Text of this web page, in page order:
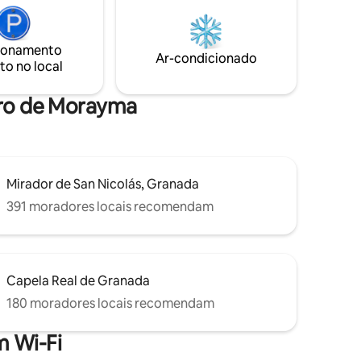
con
compra
al
la
Flamenco (Zambras). Luxo real bem no
meio de tudo. Estacionamento
disponível! Basta ler nossas mais de 200
AVALIAÇÕES DE 5 ESTRELAS e ver por
no local
Ar-condicionado
de Morayma
Mirador de San Nicolás, Granada
391 moradores locais recomendam
Capela Real de Granada
180 moradores locais recomendam
Wi-Fi